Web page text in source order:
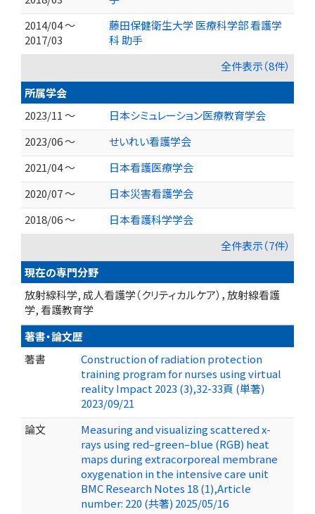
2014/04 ～
2017/03
藤田保健衛生大学 医療科学部 看護学
科 助手
全件表示（8件）
所属学会
2023/11 ～
日本シミュレーション医療教育学会
2023/06 ～
せいれい看護学会
2021/04 ～
日本看護医療学会
2020/07 ～
日本災害看護学会
2018/06 ～
日本看護科学学会
全件表示（7件）
現在の専門分野
放射線科学, 成人看護学（クリティカルケア），放射線看護
学, 看護教育学
著書・論文歴
著書
Construction of radiation protection
training program for nurses using virtual
reality Impact 2023 (3),32-33頁 (単著)
2023/09/21
論文
Measuring and visualizing scattered x-
rays using red–green–blue (RGB) heat
maps during extracorporeal membrane
oxygenation in the intensive care unit
BMC Research Notes 18 (1),Article
number: 220 (共著) 2025/05/16